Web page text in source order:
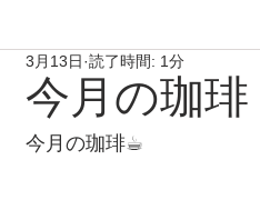
Werks turbo look/4/RS
今月の珈琲
3月13日 読了時間: 1分
今月の珈琲☕︎